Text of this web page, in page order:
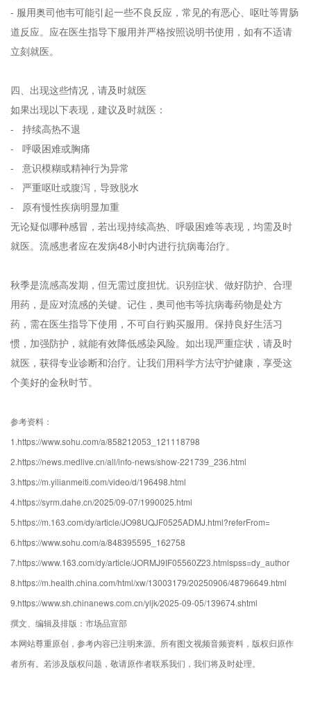
- 服用奥司他韦可能引起一些不良反应，常见的有恶心、呕吐等胃肠
道反应。应在医生指导下服用并严格按照说明书使用，如有不适请
立刻就医。
四、出现这些情况，请及时就医
如果出现以下表现，建议及时就医：
- 持续高热不退
- 呼吸困难或胸痛
- 意识模糊或精神行为异常
- 严重呕吐或腹泻，导致脱水
- 原有慢性疾病明显加重
无论疑似哪种感冒，若出现持续高热、呼吸困难等表现，均需及时
就医。流感患者应在发病48小时内进行抗病毒治疗。
秋季是流感高发期，但无需过度担忧。识别症状、做好防护、合理
用药，是应对流感的关键。记住，奥司他韦等抗病毒药物是处方
药，需在医生指导下使用，不可自行购买服用。保持良好生活习
惯，加强防护，就能有效降低感染风险。如出现严重症状，请及时
就医，获得专业诊断和治疗。让我们用科学方法守护健康，享受这
个美好的金秋时节。
参考资料：
1.https://www.sohu.com/a/858212053_121118798
2.https://news.medlive.cn/all/info-news/show-221739_236.html
3.https://m.yilianmeiti.com/video/d/196498.html
4.https://syrm.dahe.cn/2025/09-07/1990025.html
5.https://m.163.com/dy/article/JO98UQJF0525ADMJ.html?referFrom=
6.https://www.sohu.com/a/848395595_162758
7.https://www.163.com/dy/article/JORMJ9IF05560Z23.htmlspss=dy_author
8.https://m.health.china.com/html/xw/13003179/20250906/48796649.html
9.https://www.sh.chinanews.com.cn/yljk/2025-09-05/139674.shtml
撰文、编辑及排版：市场品宣部
本网站尊重原创，参考内容已注明来源。所有图文视频音频资料，版权归原作
者所有。若涉及版权问题，敬请原作者联系我们，我们将及时处理。